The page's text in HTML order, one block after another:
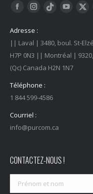
Trouvez nous sur :
FacebookInstagram
Tiktok YouTube
Adresse :
|| Laval | 3480, boul. St-
H7P 0N3 || Montréal |
(Qc) Canada H2N 1N7
Téléphone :
1 844 599-4586
Courriel :
info@purcom.ca
CONTACTEZ-NOUS !